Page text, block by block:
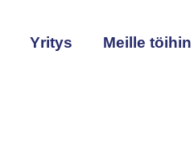
Yritys Meille töihin